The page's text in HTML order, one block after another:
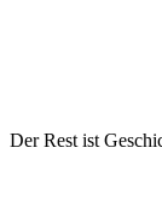
Der Rest ist